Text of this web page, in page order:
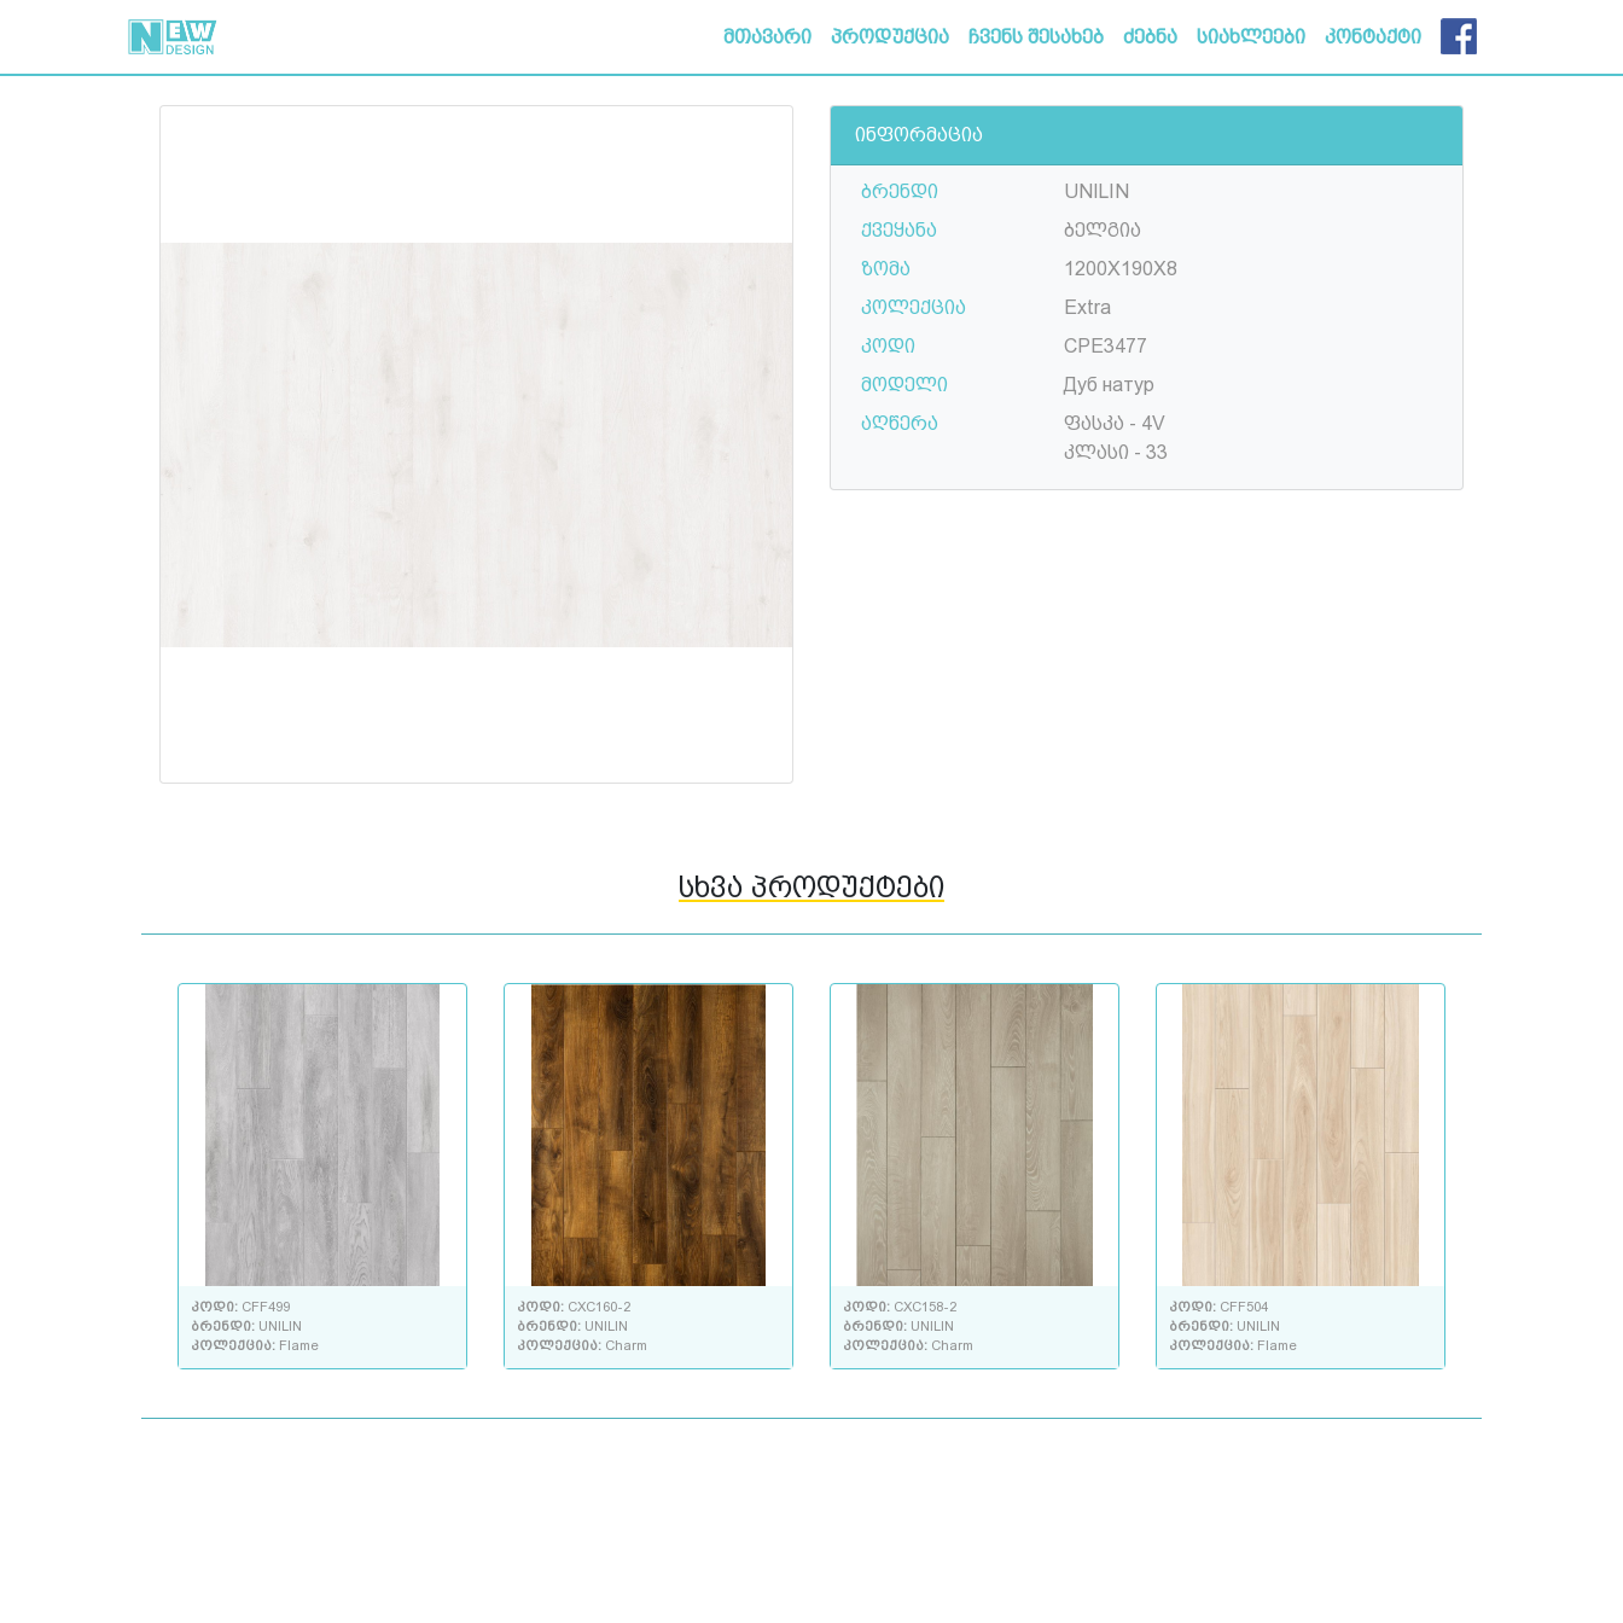
მთავარი პროდუქცია ჩვენს შესახებ ძებნა სიახლეები კონტაქტი
ინფორმაცია
ბრენდი
UNILIN
ქვეყანა
ბელგია
ზომა
1200X190X8
კოლექცია
Extra
კოდი
CPE3477
მოდელი
Дуб натур
აღწერა
ფასკა - 4V
კლასი - 33
სხვა პროდუქტები
კოდი: CFF499
ბრენდი: UNILIN
კოლექცია: Flame
კოდი: CXC160-2
ბრენდი: UNILIN
კოლექცია: Charm
კოდი: CXC158-2
ბრენდი: UNILIN
კოლექცია: Charm
კოდი: CFF504
ბრენდი: UNILIN
კოლექცია: Flame